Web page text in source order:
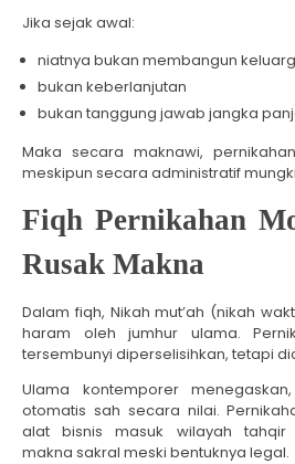
Jika sejak awal:
niatnya bukan membangun
bukan keberlanjutan
bukan tanggung jawab jangka
Maka secara maknawi,
meskipun secara administratif
Fiqh Pernikahan
Rusak Makna
Dalam fiqh, Nikah mut’ah (nikah
haram oleh jumhur ulama.
tersembunyi diperselisihkan, tetapi
Ulama kontemporer
otomatis sah secara nilai.
alat bisnis masuk wilayah tahqir
makna sakral meski bentuknya legal.